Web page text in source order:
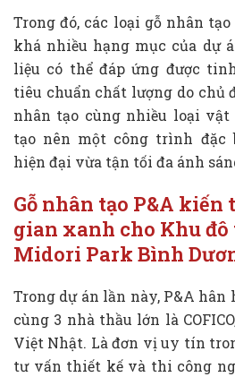
Trong đó, các loại gỗ nhân
khá nhiều hạng mục của dự
liệu có thể đáp ứng được
tiêu chuẩn chất lượng do chủ
nhân tạo cùng nhiều loại vật
tạo nên một công trình đặc
hiện đại vừa tận tối đa ánh
Gỗ nhân tạo P&A kiến
gian xanh cho Khu
Midori Park Bình
Trong dự án lần này, P&A hân
cùng 3 nhà thầu lớn là
Việt Nhật. Là đơn vị uy tín
tư vấn thiết kế và thi công